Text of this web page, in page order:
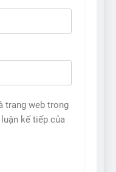
trang web trong
kế tiếp của